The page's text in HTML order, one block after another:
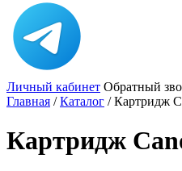
Личный кабинет Обратный
Главная /Каталог /Картридж
Картридж